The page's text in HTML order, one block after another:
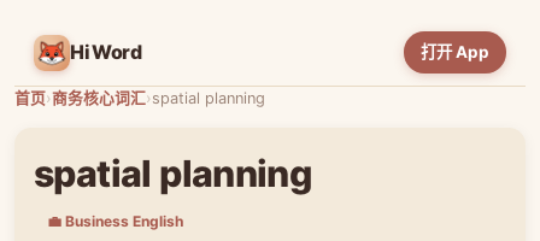
HiWord 打开 App
首页›商务核心词汇›spatial planning
spatial planning
💼 Business English